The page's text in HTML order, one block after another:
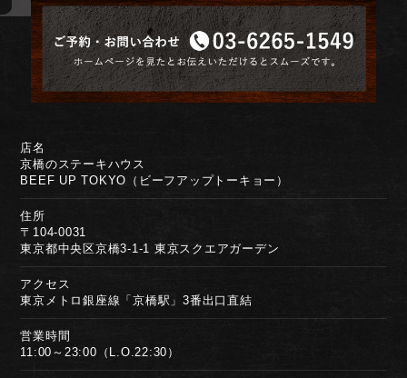
店名
京橋のステーキハウス
BEEF UP TOKYO（ビーフアップトーキョー）
住所
〒104-0031
東京都中央区京橋3-1-1 東京スクエアガーデン
アクセス
東京メトロ銀座線「京橋駅」3番出口直結
営業時間
11:00～23:00（L.O.22:30）